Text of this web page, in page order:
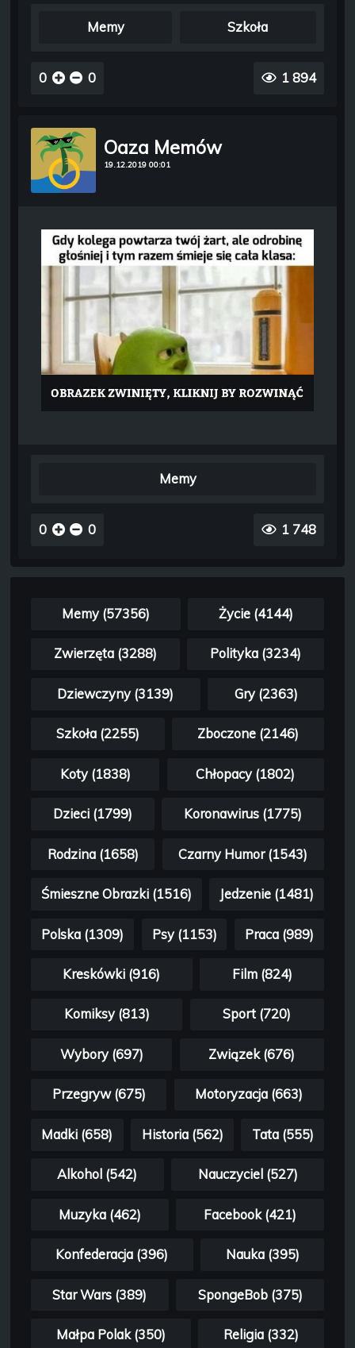
Memy Szkoła
0 0 1 894
Oaza Memów
19.12.2019 00:01
Memy
0 0 1 748
Memy (57356) Życie (4144)
Zwierzęta (3288) Polityka (3234)
Dziewczyny (3139) Gry (2363)
Szkoła (2255) Zboczone (2146)
Koty (1838) Chłopacy (1802)
Dzieci (1799) Koronawirus (1775)
Rodzina (1658) Czarny Humor (1543)
Śmieszne Obrazki (1516) Jedzenie (1481)
Polska (1309) Psy (1153) Praca (989)
Kreskówki (916) Film (824)
Komiksy (813) Sport (720)
Wybory (697) Związek (676)
Przegryw (675) Motoryzacja (663)
Madki (658) Historia (562) Tata (555)
Alkohol (542) Nauczyciel (527)
Muzyka (462) Facebook (421)
Konfederacja (396) Nauka (395)
Star Wars (389) SpongeBob (375)
Małpa Polak (350) Religia (332)